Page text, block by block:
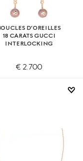
D’OREILLES
18 CARATS GUCCI
INTERLOCKING
€ 2.700